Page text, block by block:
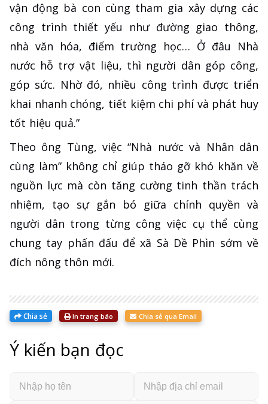
vận động bà con cùng tham gia xây dựng các
công trình thiết yếu như đường giao thông,
nhà văn hóa, điểm trường học… Ở đâu Nhà
nước hỗ trợ vật liệu, thì người dân góp công,
góp sức. Nhờ đó, nhiều công trình được triển
khai nhanh chóng, tiết kiệm chi phí và phát huy
tốt hiệu quả.”
Theo ông Tùng, việc “Nhà nước và Nhân dân
cùng làm” không chỉ giúp tháo gỡ khó khăn về
nguồn lực mà còn tăng cường tinh thần trách
nhiệm, tạo sự gắn bó giữa chính quyền và
người dân trong từng công việc cụ thể cùng
chung tay phấn đấu để xã Sà Dề Phìn sớm về
đích nông thôn mới.
Chia sẻ In trang báo Chia sẻ qua Email
Ý kiến bạn đọc